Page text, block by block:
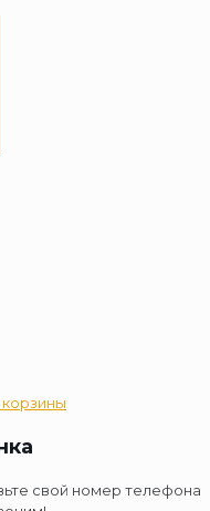
свой номер телефона